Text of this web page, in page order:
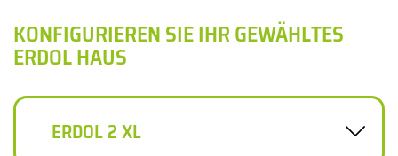
KONFIGURIEREN SIE IHR GEWÄHLTES
ERDOL HAUS
ERDOL 2 XL